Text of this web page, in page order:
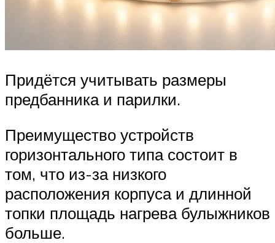
Придётся учитывать размеры
предбанника и парилки.
Преимущество устройств
горизонтального типа состоит в
том, что из-за низкого
расположения корпуса и длинной
топки площадь нагрева булыжников
больше.